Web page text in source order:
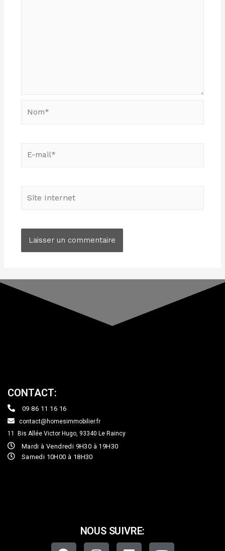
CONTACT:
09 86 11 16 16
contact@homesimmobilier.fr
11 Bis Allée Victor Hugo, 93340 Le Raincy
Mardi à Vendredi 9H30 à 19H30
Samedi 10H00 à 18H30
NOUS SUIVRE: